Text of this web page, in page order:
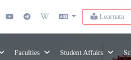
Learnata
Faculties Student Affairs